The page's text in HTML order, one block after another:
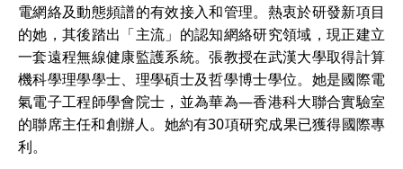
電網絡及動態頻譜的有效接入和管理。熱衷於研發新項目
的她，其後踏出「主流」的認知網絡研究領域，現正建立
一套遠程無線健康監護系統。張教授在武漢大學取得計算
機科學理學學士、理學碩士及哲學博士學位。她是國際電
氣電子工程師學會院士，並為華為—香港科大聯合實驗室
的聯席主任和創辦人。她約有30項研究成果已獲得國際專
利。